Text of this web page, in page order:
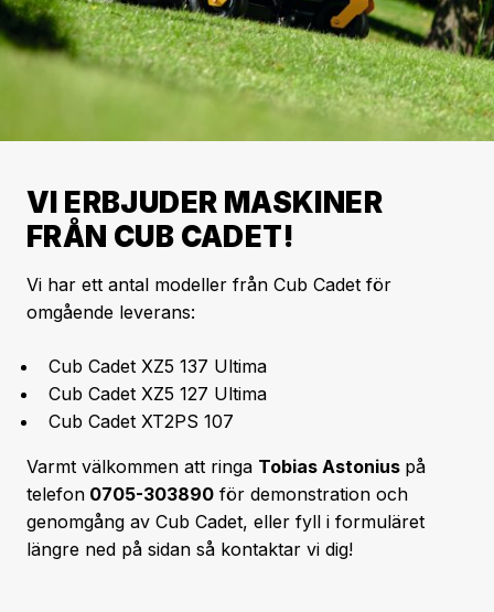
VI ERBJUDER MASKINER
FRÅN CUB CADET!
Vi har ett antal modeller från Cub Cadet för
omgående leverans:
Cub Cadet XZ5 137 Ultima
Cub Cadet XZ5 127 Ultima
Cub Cadet XT2PS 107
Varmt välkommen att ringa Tobias Astonius på
telefon 0705-303890 för demonstration och
genomgång av Cub Cadet, eller fyll i formuläret
längre ned på sidan så kontaktar vi dig!